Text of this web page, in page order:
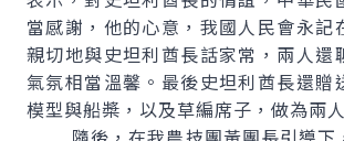
當感謝，他的心意，我國人民會永記
親切地與史坦利酋長話家常，兩人還
氣氛相當溫馨。最後史坦利酋長還贈
模型與船槳，以及草編席子，做為兩